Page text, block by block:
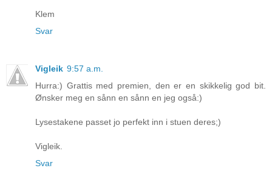
Klem
Svar
Vigleik 9:57 a.m.
Hurra:) Grattis med premien, den er en skikkelig god bit.
Ønsker meg en sånn en sånn en jeg også:)
Lysestakene passet jo perfekt inn i stuen deres;)
Vigleik.
Svar